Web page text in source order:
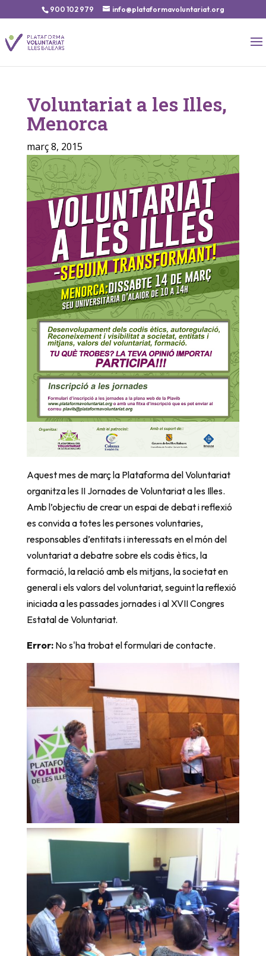
900 102 979 info@plataformavoluntariat.org
Voluntariat a les Illes,
Menorca
març 8, 2015
Aquest mes de març la Plataforma del Voluntariat
organitza les II Jornades de Voluntariat a les Illes.
Amb l’objectiu de crear un espai de debat i reflexió
es convida a totes les persones voluntaries,
responsables d’entitats i interessats en el món del
voluntariat a debatre sobre els codis ètics, la
formació, la relació amb els mitjans, la societat en
general i els valors del voluntariat, seguint la reflexió
iniciada a les passades jornades i al XVII Congres
Estatal de Voluntariat.
Error:No s'ha trobat el formulari de contacte.